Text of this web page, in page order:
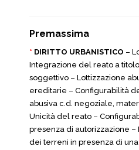
Premassima
* DIRITTO URBANISTICO –
Integrazione del reato a
soggettivo – Lottizzazione
ereditarie – Configurabilità
abusiva c.d. negoziale,
Unicità del reato –
presenza di autorizzazione –
dei terreni in presenza di